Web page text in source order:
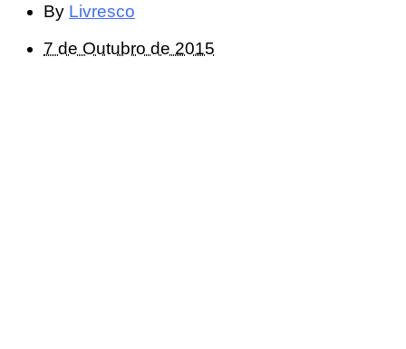
By Livresco
7 de Outubro de 2015